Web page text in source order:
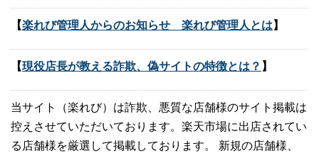
【楽れび管理人からのお知らせ 楽れび管理人とは 】
【現役店長が教える詐欺、偽サイトの特徴とは？ 】
当サイト（楽れび）は詐欺、悪質な店舗様のサイト掲載は
控えさせていただいております。楽天市場に出店されてい
る店舗様を厳選して掲載しております。 新規の店舗様、